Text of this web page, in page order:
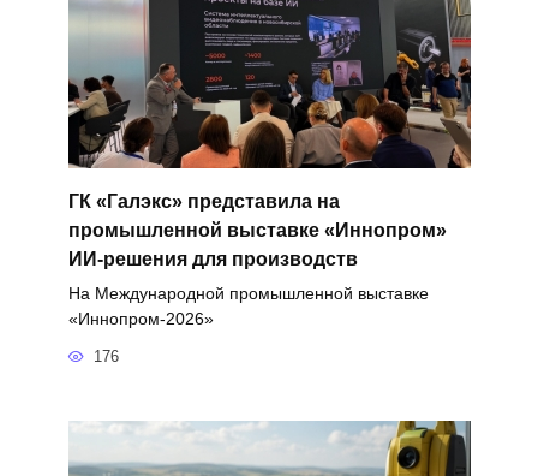
ГК «Галэкс» представила на
промышленной выставке «Иннопром»
ИИ-решения для производств
На Международной промышленной выставке
«Иннопром-2026»
176